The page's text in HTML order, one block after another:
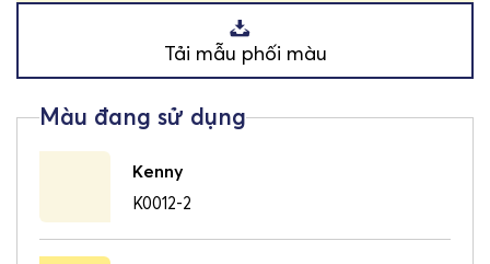
Tải mẫu phối màu
Kenny
K0012-2